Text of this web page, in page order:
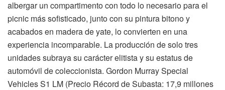
albergar un compartimento con todo lo necesario para el
picnic más sofisticado, junto con su pintura bitono y
acabados en madera de yate, lo convierten en una
experiencia incomparable. La producción de solo tres
unidades subraya su carácter elitista y su estatus de
automóvil de coleccionista. Gordon Murray Special
Vehicles S1 LM (Precio Récord de Subasta: 17,9 millones